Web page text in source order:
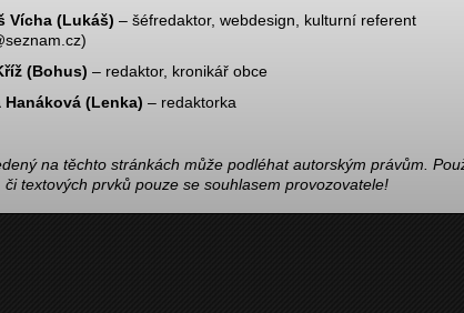
Vícha (Lukáš) – šéfredaktor, webdesign, kulturní referent
(Bohus) – redaktor, kronikář obce
Hanáková (Lenka) – redaktorka
na těchto stránkách může podléhat autorským právům.
či textových prvků pouze se souhlasem provozovatele!